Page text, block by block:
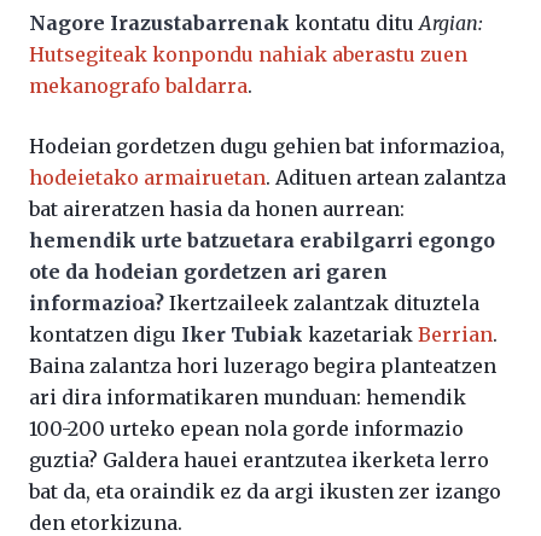
Nagore Irazustabarrenak kontatu dituArgian:
Hutsegiteak konpondu nahiak aberastu zuen
mekanografo baldarra.
Hodeian gordetzen dugu gehien bat informazioa,
hodeietako armairuetan. Adituen artean zalantza
bat aireratzen hasia da honen aurrean:
hemendik urte batzuetara erabilgarri egongo
ote da hodeian gordetzen ari garen
informazioa? Ikertzaileek zalantzak dituztela
kontatzen digu Iker Tubiak kazetariak Berrian.
Baina zalantza hori luzerago begira planteatzen
ari dira informatikaren munduan: hemendik
100-200 urteko epean nola gorde informazio
guztia? Galdera hauei erantzutea ikerketa lerro
bat da, eta oraindik ez da argi ikusten zer izango
den etorkizuna.